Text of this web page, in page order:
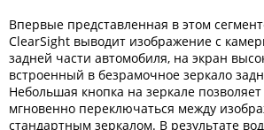
Впервые представленная в этом
ClearSight выводит изображение с
задней части автомобиля, на экран
встроенный в безрамочное зеркало
Небольшая кнопка на зеркале
мгновенно переключаться между
стандартным зеркалом. В результате